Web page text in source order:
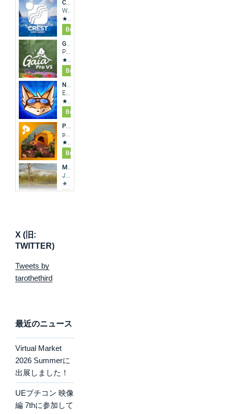
X (旧:
TWITTER)
Tweets by
tarothethird
最近のニュース
Virtual Market
2026 Summerに
出展しました！
UEプチコン 映像
編 7thに参加して